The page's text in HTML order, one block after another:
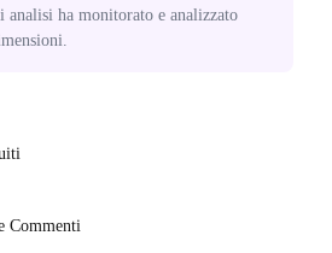
analisi ha monitorato e analizzato
Commenti